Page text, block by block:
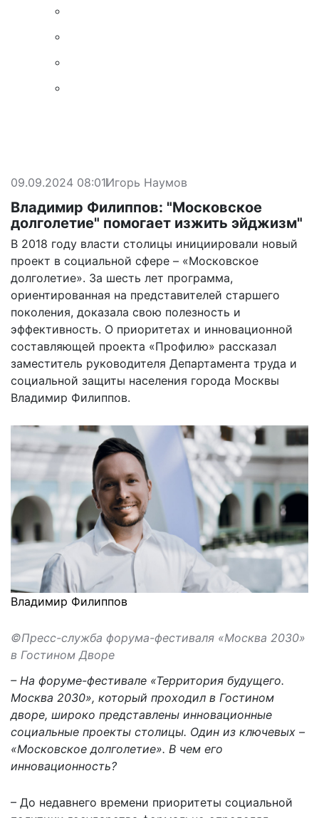
09.09.2024 08:01Игорь Наумов
Владимир Филиппов: "Московское
долголетие" помогает изжить эйджизм"
В 2018 году власти столицы инициировали новый
проект в социальной сфере – «Московское
долголетие». За шесть лет программа,
ориентированная на представителей старшего
поколения, доказала свою полезность и
эффективность. О приоритетах и инновационной
составляющей проекта «Профилю» рассказал
заместитель руководителя Департамента труда и
социальной защиты населения города Москвы
Владимир Филиппов.
Владимир Филиппов
©Пресс-служба форума-фестиваля «Москва 2030»
в Гостином Дворе
– На форуме-фестивале «Территория будущего.
Москва 2030», который проходил в Гостином
дворе, широко представлены инновационные
социальные проекты столицы. Один из ключевых –
«Московское долголетие». В чем его
инновационность?
– До недавнего времени приоритеты социальной